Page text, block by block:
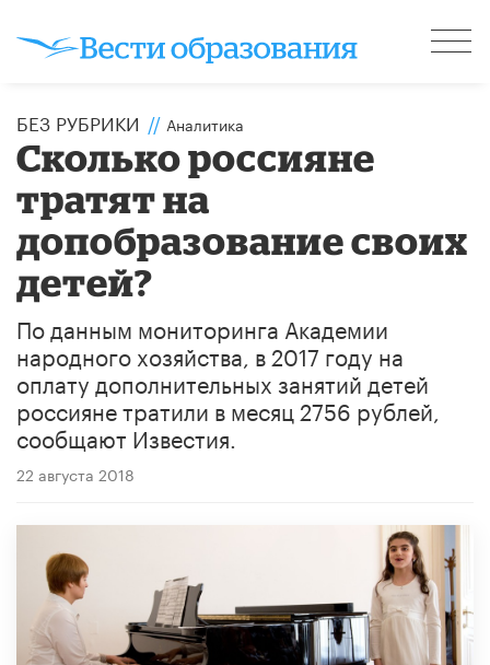
БЕЗ РУБРИКИ // Аналитика
Сколько россияне
тратят на
допобразование своих
детей?
По данным мониторинга Академии
народного хозяйства, в 2017 году на
оплату дополнительных занятий детей
россияне тратили в месяц 2756 рублей,
сообщают Известия.
22 августа 2018